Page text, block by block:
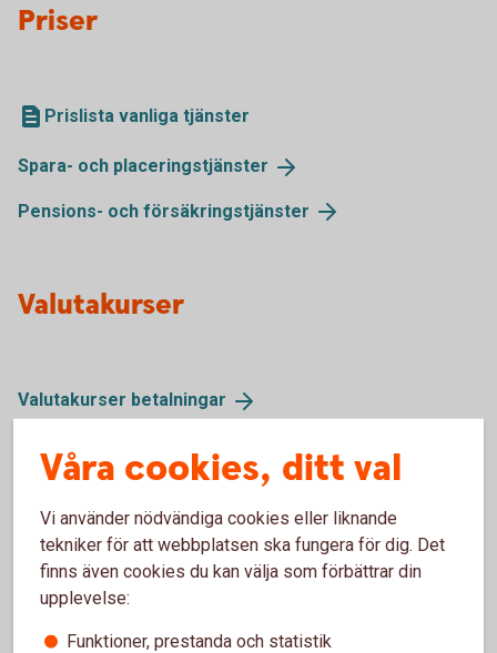
Priser
Prislista vanliga tjänster
Spara- och placeringstjänster
Pensions- och försäkringstjänster
Valutakurser
Valutakurser betalningar
Privat – räntor, priser och
kurser
Räntor, kurser och priser för flera av våra tjänster
riktade till privatpersoner.
Våra cookies, ditt val
Vi använder nödvändiga cookies eller liknande
tekniker för att webbplatsen ska fungera för dig. Det
finns även cookies du kan välja som förbättrar din
upplevelse:
Funktioner, prestanda och statistik